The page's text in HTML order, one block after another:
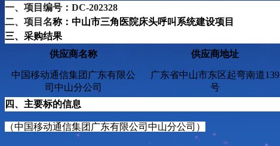
一、 项目编号： DC-202328
二、项目名称： 中山市三角医院床头呼叫系统建设项目
三、采购结果
供应商名称
供应商地址
中国移动通信集团广东有限公
司中山分公司
广东省中山市东区起弯南道139
号
四、 主要标的信息
（中国移动通信集团广东有限公司中山分公司 ）